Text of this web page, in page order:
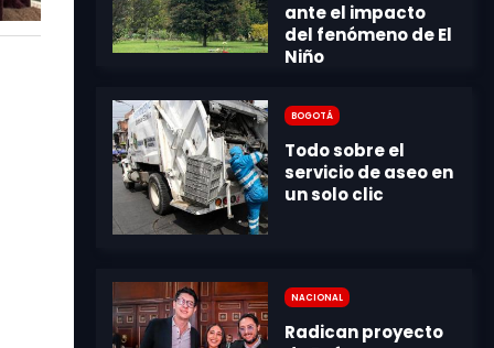
Bogotá
Nacional